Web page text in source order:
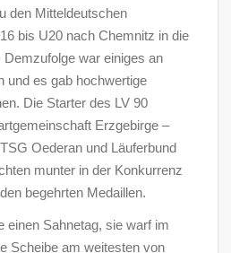
den Mitteldeutschen
bis U20 nach Chemnitz in die
war einiges an
und es gab hochwertige
Die Starter des LV 90
Erzgebirge –
Oederan und Läuferbund
munter in der Konkurrenz
begehrten Medaillen.
einen Sahnetag, sie warf im
Scheibe am weitesten von